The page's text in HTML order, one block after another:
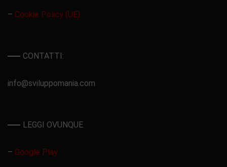
– Cookie Policy (UE)
CONTATTI:
info@sviluppomania.com
LEGGI OVUNQUE
– Google Play